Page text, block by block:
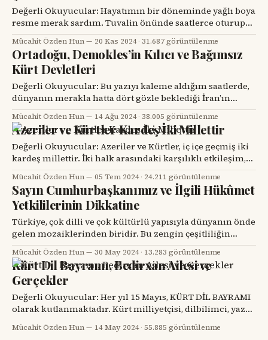
gelmiştir. Tarihi bir gerçeğe
Değerli Okuyucular: Hayatımın bir döneminde yağlı boya
resme merak sardım. Tuvalin önünde saatlerce oturup
renkleri ve hayalleri buluşturmanın zevkini tattım. Bu
nedenle olsa gerek ne zaman yağlı boya bir resim görsem
kendimi renklerin cazibesine kaptırır, ruhumu başka bir
dünyaya teslim ederim. Birkaç gün öncesiydi. Belçikalı
sürrealist (gerçeküstücü) ressam ünlü René
Mücahit Özden Hun 20 Kas 2024·31.687 görüntülenme
Ortadoğu, Demokles’in Kılıcı ve Bağımsız
Kürt Devletleri
Değerli Okuyucular: Bu yazıyı kaleme aldığım saatlerde,
dünyanın merakla hatta dört gözle beklediği İran’ın
İsrail’e füze saldırısı henüz gerçekleşmiş değil. Belki de
böyle bir saldırı hiç olmayacak. Savaş karşıtı birisi olarak
bu saldırı gerçekleşmeden tarafların barış masasına
oturarak uzlaşmaya varmaları elbette en samimi
dileğimdir. Ancak gerçek yaşam isteklerimiz
Mücahit Özden Hun 14 Ağu 2024·38.005 görüntülenme
Azeriler ve Kürtler Kardeş İki Millettir
Değerli Okuyucular: Azeriler ve Kürtler, iç içe geçmiş iki
kardeş millettir. İki halk arasındaki karşılıklı etkileşim,
tarih boyunca birçok alanda görülmüş ve her iki
toplumun sosyal, kültürel ve tarihi dokusunu kökten
şekillendirmiştir. Azeriler ve Kürtler, tarih boyunca
birçok kez aynı devlet yapısı içinde yer almış ve ortak
tarihi olaylara tanık
Mücahit Özden Hun 05 Tem 2024· 24.211 görüntülenme
Sayın Cumhurbaşkanımız ve İlgili Hükûmet
Yetkililerinin Dikkatine
Türkiye, çok dilli ve çok kültürlü yapısıyla dünyanın önde
gelen mozaiklerinden biridir. Bu zengin çeşitliliğin
korunması ve teşvik edilmesi, ülkemizin temel
değerlerinden biri olmalıdır. Ancak birkaç gün önce,
Diyarbakır’da Kürtçe (Kurmançça/Zazaca) hizmet vermek
isteyen bir kahve işletmecisinin gözaltına alınması ve
alınmak istenmesi, toplumsal huzurumuzu ve kültürel
çeşitliliğimizi destekleme
Mücahit Özden Hun 30 May 2024· 13.283 görüntülenme
Kürt Dil Bayramı, Bedirxan Ailesi ve
Gerçekler
Değerli Okuyucular: Her yıl 15 Mayıs, KÜRT DİL BAYRAMI
olarak kutlanmaktadır. Kürt milliyetçisi, dilbilimci, yazar,
diplomat ve siyasetçi Celadet Ali Bedirxan, 15 Mayıs 1932
tarihinde HAWAR dergisini çıkarır. İlk 23 sayıda Arap
Mücahit Özden Hun 14 May 2024·55.885 görüntülenme